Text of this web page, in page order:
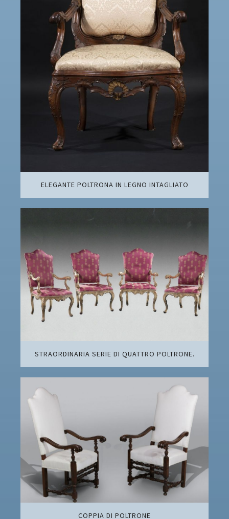
ELEGANTE POLTRONA IN LEGNO INTAGLIATO
STRAORDINARIA SERIE DI QUATTRO POLTRONE.
COPPIA DI POLTRONE